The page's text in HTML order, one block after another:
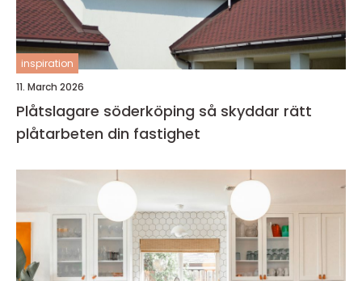
inspiration
11. March 2026
Plåtslagare söderköping så skyddar rätt
plåtarbeten din fastighet